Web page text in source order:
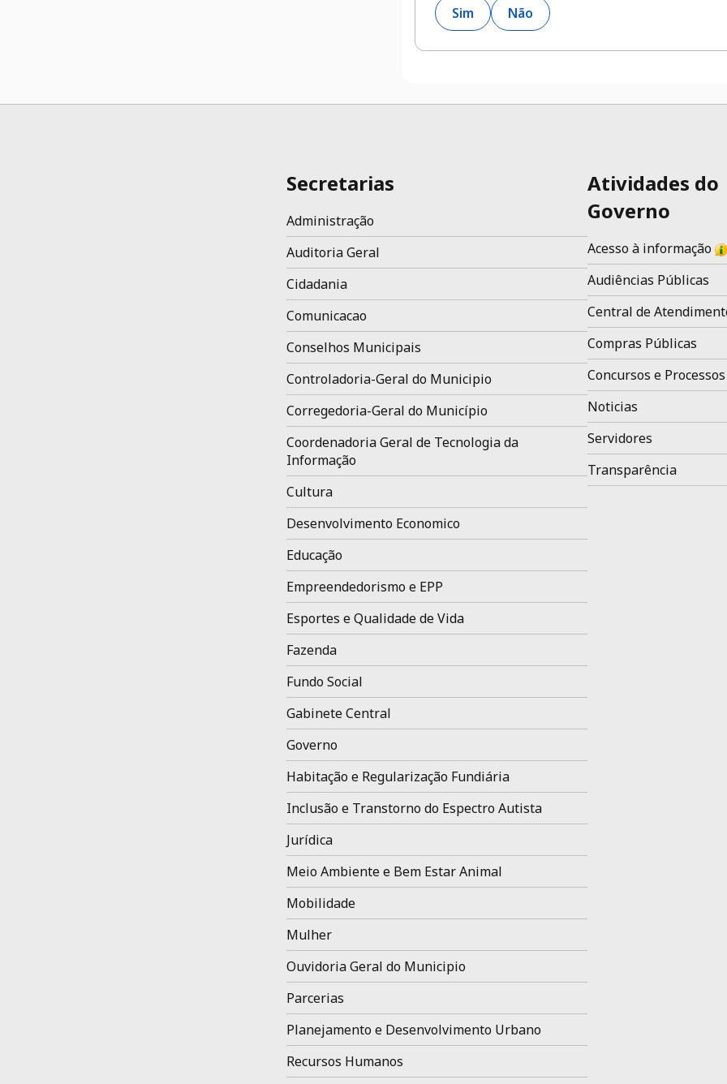
Sim Não
Secretarias
Administração
Auditoria Geral
Cidadania
Comunicacao
Conselhos Municipais
Controladoria-Geral do Municipio
Corregedoria-Geral do Município
Coordenadoria Geral de Tecnologia da
Informação
Cultura
Desenvolvimento Economico
Educação
Empreendedorismo e EPP
Esportes e Qualidade de Vida
Fazenda
Fundo Social
Gabinete Central
Governo
Habitação e Regularização Fundiária
Inclusão e Transtorno do Espectro Autista
Jurídica
Meio Ambiente e Bem Estar Animal
Mobilidade
Mulher
Ouvidoria Geral do Municipio
Parcerias
Planejamento e Desenvolvimento Urbano
Recursos Humanos
Atividades do
Governo
Acesso à informação
Audiências Públicas
Central de
Compras Públicas
Concursos e
Noticias
Servidores
Transparência